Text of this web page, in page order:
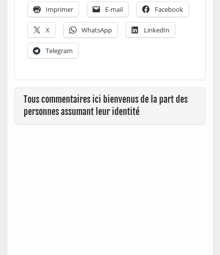
Imprimer E-mail Facebook
X WhatsApp LinkedIn
Telegram
Tous commentaires ici bienvenus de la part des
personnes assumant leur identité